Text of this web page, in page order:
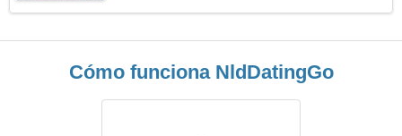
Cómo funciona NldDatingGo